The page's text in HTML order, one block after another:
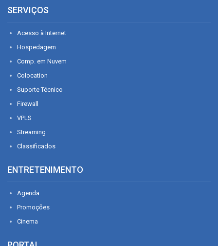
SERVIÇOS
Acesso à Internet
Hospedagem
Comp. em Nuvem
Colocation
Suporte Técnico
Firewall
VPLS
Streaming
Classificados
ENTRETENIMENTO
Agenda
Promoções
Cinema